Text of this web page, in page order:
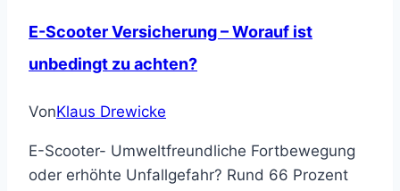
E-Scooter Versicherung – Worauf ist
unbedingt zu achten?
VonKlaus Drewicke
E-Scooter- Umweltfreundliche Fortbewegung
oder erhöhte Unfallgefahr? Rund 66 Prozent